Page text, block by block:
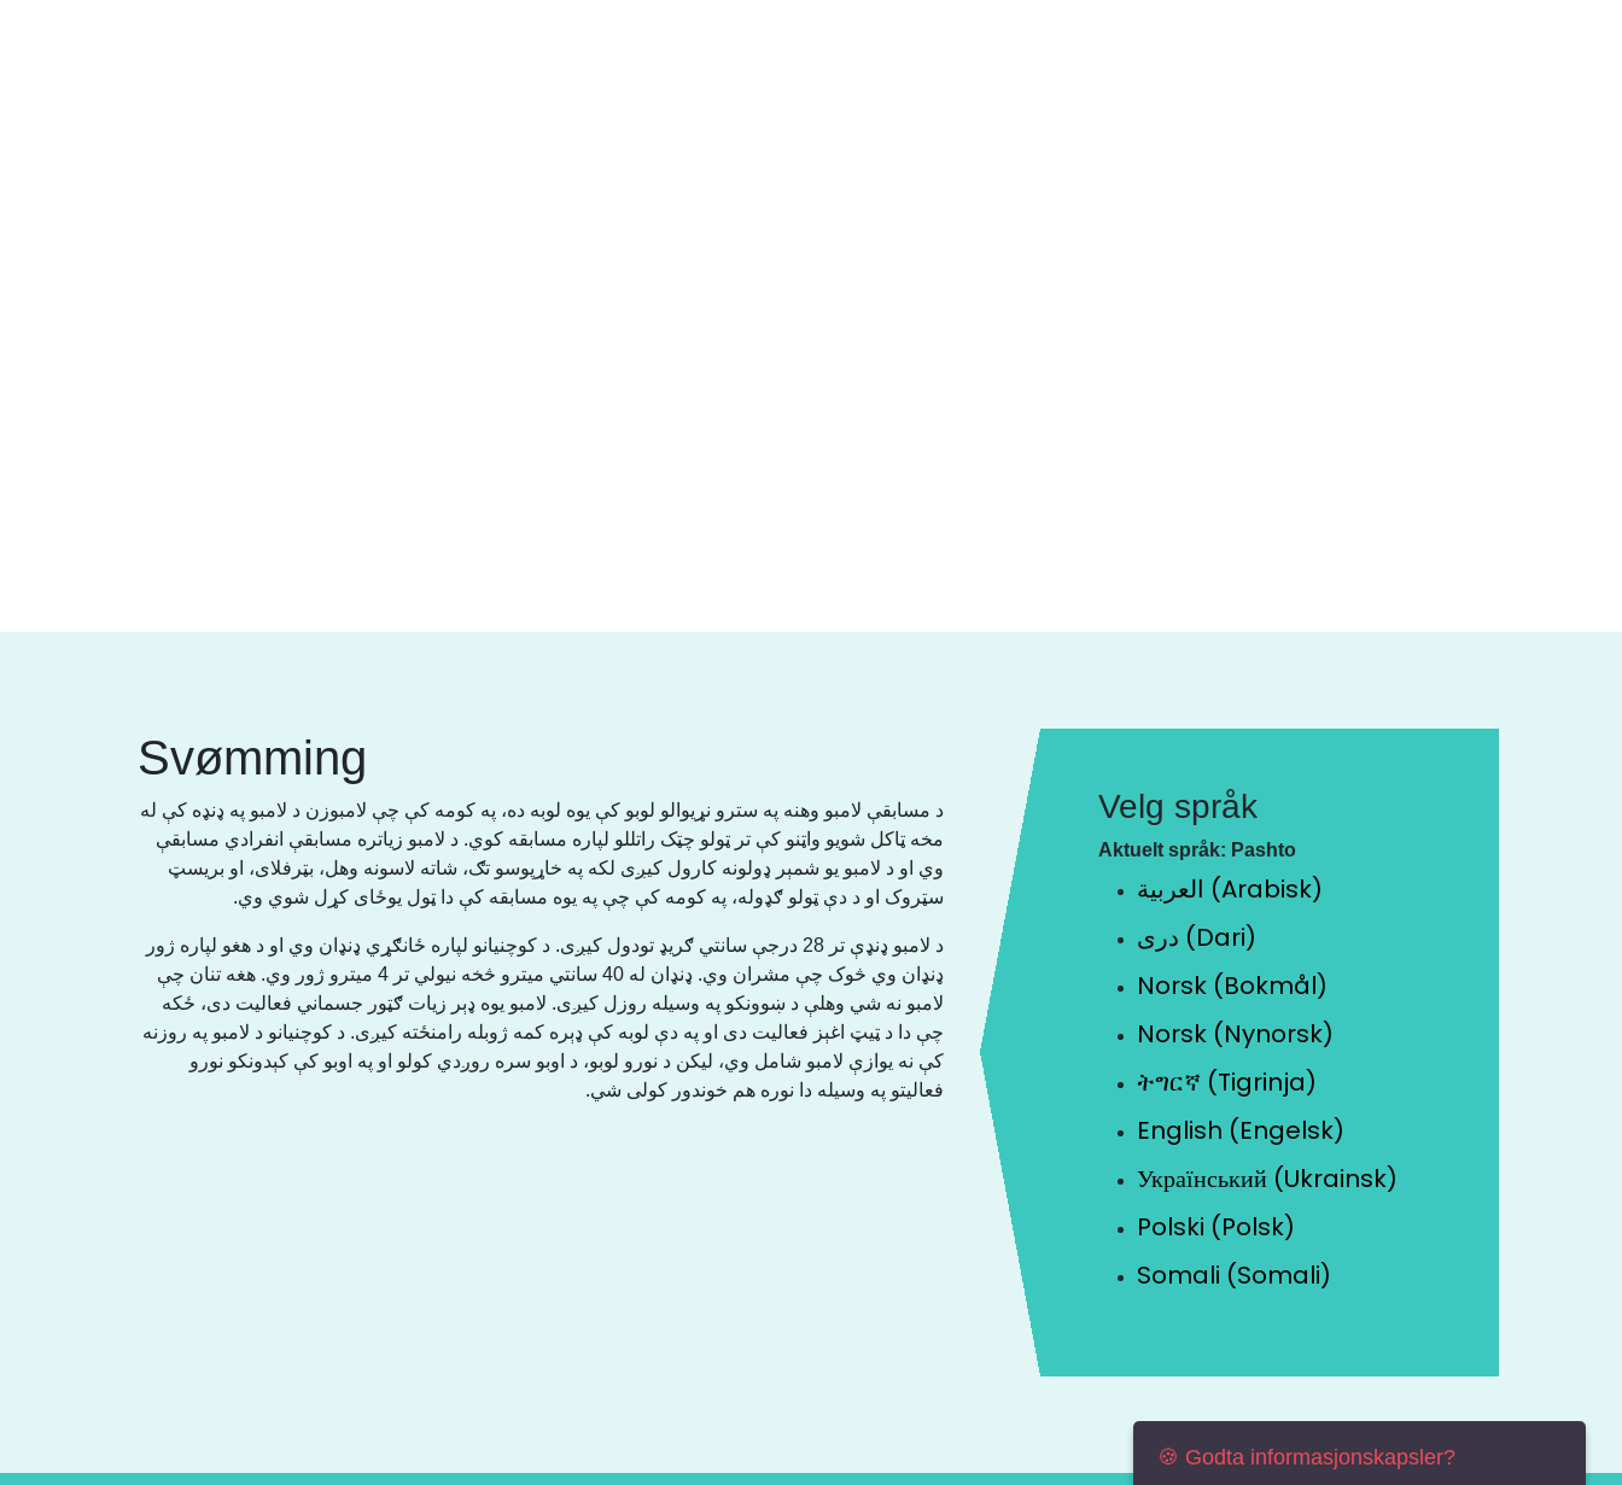
Svømming
د مسابقې لامبو وهنه په سترو نړیوالو لوبو کې یوه لوبه ده، په کومه کې چې لامبوزن د لامبو په ډنډه کې له
مخه ټاکل شویو واټنو کې تر ټولو چټک راتللو لپاره مسابقه کوي. د لامبو زیاتره مسابقې انفرادي مسابقې
وي او د لامبو یو شمېر ډولونه کارول کیږی لکه په خاړپوسو تګ، شاته لاسونه وهل، بټرفلای، او بریسټ
سټروک او د دې ټولو ګډوله، په کومه کې چې په یوه مسابقه کې دا ټول یوځای کړل شوي وي.
د لامبو ډنډې تر 28 درجې سانتي ګریډ تودول کیږی. د کوچنیانو لپاره ځانګړي ډنډان وي او د هغو لپاره ژور
ډنډان وي څوک چې مشران وي. ډنډان له 40 سانتي میترو څخه نیولي تر 4 میترو ژور وي. هغه تنان چې
لامبو نه شي وهلې د ښوونکو په وسیله روزل کیږی. لامبو یوه ډېر زیات ګټور جسماني فعالیت دی، ځکه
چې دا د ټیټ اغېز فعالیت دی او په دې لوبه کې ډېره کمه ژوبله رامنځته کیږی. د کوچنیانو د لامبو په روزنه
کې نه یوازې لامبو شامل وي، لیکن د نورو لوبو، د اوبو سره روږدي کولو او په اوبو کې کېدونکو نورو
فعالیتو په وسیله دا نوره هم خوندور کولی شي.
Velg språk
Aktuelt språk: Pashto
العربية (Arabisk)
دری (Dari)
Norsk (Bokmål)
Norsk (Nynorsk)
ትግርኛ (Tigrinja)
English (Engelsk)
Український (Ukrainsk)
Polski (Polsk)
Somali (Somali)
🍪 Godta informasjonskapsler?